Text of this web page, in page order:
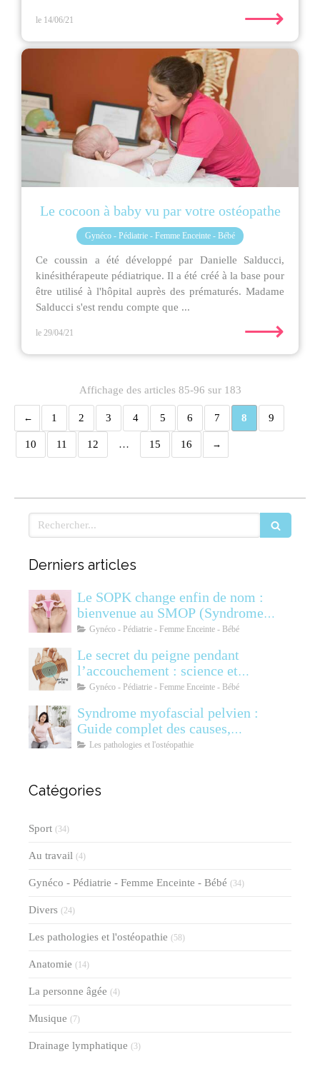
le 14/06/21 ⟶
Le cocoon à baby vu par votre ostéopathe
Gynéco - Pédiatrie - Femme Enceinte - Bébé
Ce coussin a été développé par Danielle Salducci,
kinésithérapeute pédiatrique. Il a été créé à la base pour
être utilisé à l'hôpital auprès des prématurés. Madame
Salducci s'est rendu compte que ...
le 29/04/21 ⟶
Affichage des articles 85-96 sur 183
1 2 3 4 5 6 7 8 9
10 11 12 … 15 16
Rechercher
Derniers articles
Le SOPK change enfin de nom :
bienvenue au SMOP (Syndrome
Métabolique Ovarien
Gynéco - Pédiatrie - Femme Enceinte - Bébé
Le secret du peigne pendant
l’accouchement : science et
soulagement
Gynéco - Pédiatrie - Femme Enceinte - Bébé
Syndrome myofascial pelvien :
Guide complet des causes,
symptômes, diagnostic et
Les pathologies et l'ostéopathie
Catégories
Sport (34)
Au travail (4)
Gynéco - Pédiatrie - Femme Enceinte - Bébé (34)
Divers (24)
Les pathologies et l'ostéopathie (58)
Anatomie (14)
La personne âgée (4)
Musique (7)
Drainage lymphatique (3)